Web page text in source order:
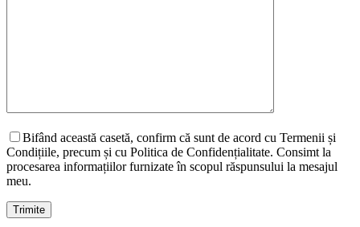
Bifând această casetă, confirm că sunt de acord cu Termenii și
Condițiile, precum și cu Politica de Confidențialitate. Consimt la
procesarea informațiilor furnizate în scopul răspunsului la mesajul
meu.